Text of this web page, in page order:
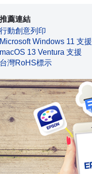
推薦連結
行動創意列印
Microsoft Windows 11 支援
macOS 13 Ventura 支援
台灣RoHS標示